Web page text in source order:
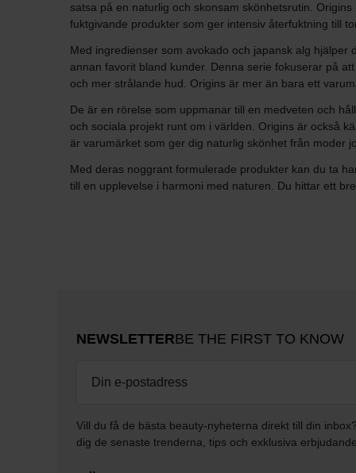
satsa på en naturlig och skonsam skönhetsrutin.
fuktgivande produkter som ger intensiv återfuktning till
Med ingredienser som avokado och japansk alg
annan favorit bland kunder. Denna serie fokuserar på
och mer strålande hud. Origins är mer än bara ett
De är en rörelse som uppmanar till en medveten och
och sociala projekt runt om i världen. Origins är också
är varumärket som ger dig naturlig skönhet från moder
Med deras noggrant formulerade produkter kan du ta
till en upplevelse i harmoni med naturen. Du hittar ett
NEWSLETTERBE THE FIRST TO KNOW
Vill du få de bästa beauty-nyheterna direkt till din
dig de senaste trenderna, tips och exklusiva